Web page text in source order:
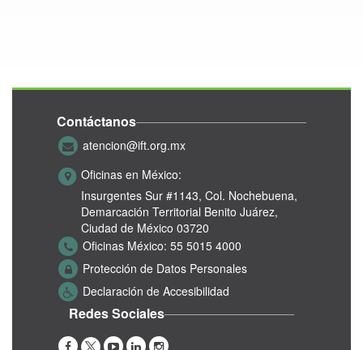
Contáctanos
atencion@ift.org.mx
Oficinas en México:
Insurgentes Sur #1143, Col. Nochebuena,
Demarcación Territorial Benito Juárez,
Ciudad de México 03720
Oficinas México: 55 5015 4000
Protección de Datos Personales
Declaración de Accesibilidad
Redes Sociales